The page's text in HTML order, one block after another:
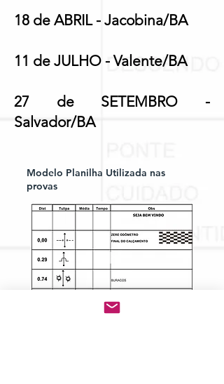
18 de ABRIL - Jacobina/BA​
11 de JULHO - Valente/BA
27 de SETEMBRO -
Salvador/BA
Modelo Planilha Utilizada nas
provas